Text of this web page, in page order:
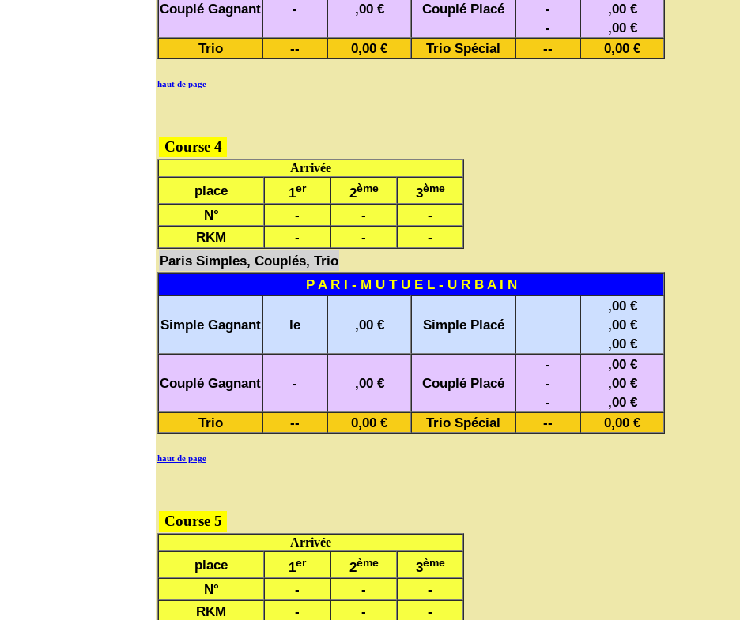
Couplé Gagnant - ,00 € Couplé Placé
-
-
,00 €
,00 €
Trio
-- 0,00 € Trio Spécial -- 0,00 €
haut de page
Course 4
Arrivée
place 1er 2ème 3ème
N° - -
-
RKM
- -
-
Paris Simples, Couplés, Trio
P A R I - M U T U E L - U R B A I N
Simple Gagnant le ,00 € Simple Placé
,00 €
,00 €
,00 €
Couplé Gagnant - ,00 € Couplé Placé
-
-
-
,00 €
,00 €
,00 €
Trio
-- 0,00 € Trio Spécial -- 0,00 €
haut de page
Course 5
Arrivée
place 1er 2ème 3ème
N° - -
-
RKM
- -
-